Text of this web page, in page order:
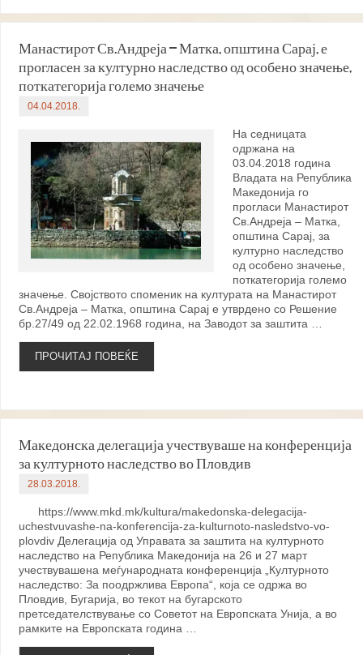
Манастирот Св.Андреја – Матка, општина Сарај, е
прогласен за културно наследство од особено значење,
поткатегорија големо значење
04.04.2018.
На седницата
одржана на
03.04.2018 година
Владата на Република
Македонија го
прогласи Манастирот
Св.Андреја – Матка,
општина Сарај, за
културно наследство
од особено значење,
поткатегорија големо
значење. Својството споменик на културата на Манастирот
Св.Андреја – Матка, општина Сарај е утврдено со Решение
бр.27/49 од 22.02.1968 година, на Заводот за заштита …
ПРОЧИТАЈ ПОВЕЌЕ
Македонска делегација учествуваше на конференција
за културното наследство во Пловдив
28.03.2018.
https://www.mkd.mk/kultura/makedonska-delegacija-
uchestvuvashe-na-konferencija-za-kulturnoto-nasledstvo-vo-
plovdiv Делегација од Управата за заштита на културното
наследство на Република Македонија на 26 и 27 март
учествувашена меѓународната конференција „Културното
наследство: За поодржлива Европа“, која се одржа во
Пловдив, Бугарија, во текот на бугарското
претседателствување со Советот на Европската Унија, а во
рамките на Европската година …